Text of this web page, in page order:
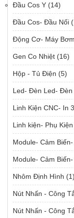
Đầu Cos Y (14)
Đầu Cos- Đầu Nối
Động Cơ- Máy Bơm
Gen Co Nhiệt (16)
Hộp - Tủ Điện (5)
Led- Đèn Led- Đèn
Linh Kiện CNC- In
Linh kiện- Phụ Kiện
Module- Cảm
Module- Cảm
Nhôm Định Hình (1)
Nút Nhấn - Công
Nút Nhấn - Công